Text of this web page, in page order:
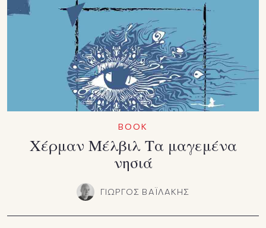
BOOK
Χέρμαν Μέλβιλ Τα μαγεμένα
νησιά
ΓΙΩΡΓΟΣ ΒΑΪΛΑΚΗΣ